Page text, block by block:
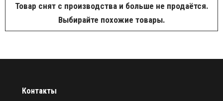
Товар снят с производства и больше не продаётся.
Выбирайте похожие товары.
Контакты